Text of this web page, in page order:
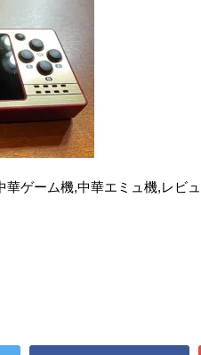
華ゲーム機,中華エミュ機,レビ